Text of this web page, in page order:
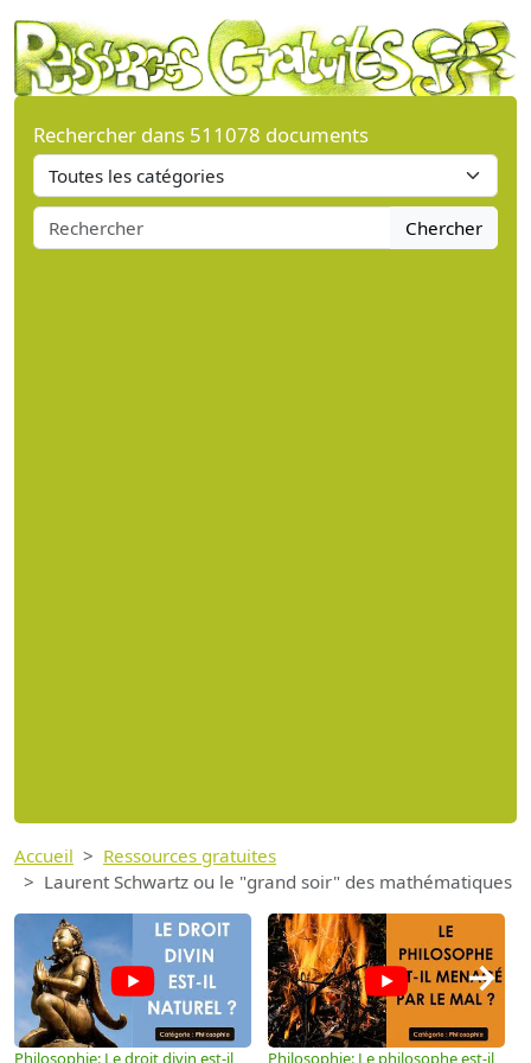
Rechercher dans 511078 documents
Chercher
Accueil
Ressources gratuites
Laurent Schwartz ou le "grand soir" des mathématiques
Philosophie: Le droit divin est-il
Philosophie: Le philosophe est-il
→